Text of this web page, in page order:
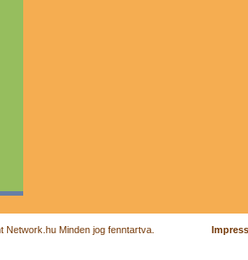
Network.hu Minden jog fenntartva.